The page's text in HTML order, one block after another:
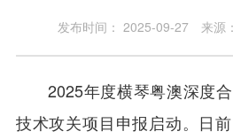
发布时间： 2025-09-27 来源
2025年度横琴粤澳深度合
技术攻关项目申报启动。日